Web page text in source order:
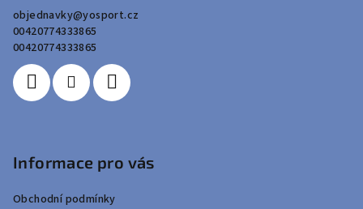
objednavky@yosport.cz
00420774333865
00420774333865
Informace pro vás
Obchodní podmínky